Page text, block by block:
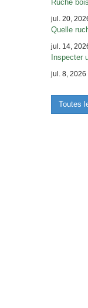
Ruche
jul. 20,
Quelle
jul. 14,
Inspecter
jul. 8, 2026
Toutes